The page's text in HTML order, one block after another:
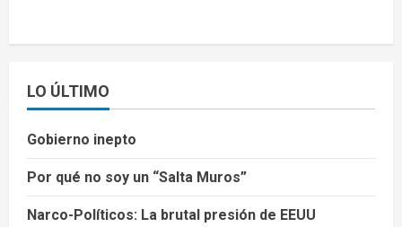
LO ÚLTIMO
Gobierno inepto
Por qué no soy un “Salta Muros”
Narco-Políticos: La brutal presión de EEUU